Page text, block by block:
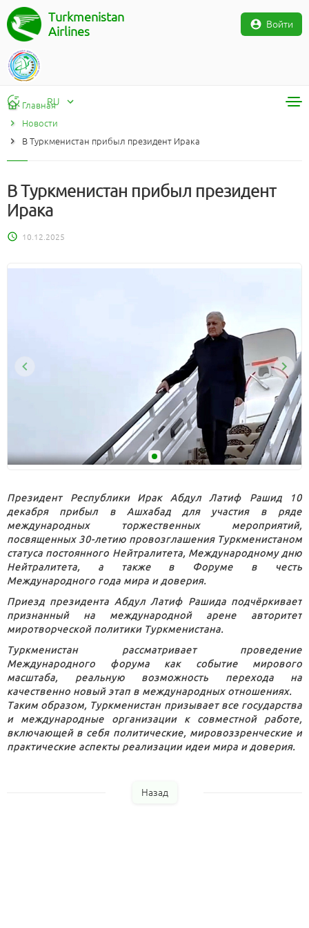
Turkmenistan
Airlines
Войти
RU
RU
TM
Главная
Новости
В Туркменистан прибыл президент Ирака
В Туркменистан прибыл президент
Ирака
10.12.2025
Президент Республики Ирак Абдул Латиф Рашид 10
декабря прибыл в Ашхабад для участия в ряде
международных торжественных мероприятий,
посвященных 30-летию провозглашения Туркменистаном
статуса постоянного Нейтралитета, Международному дню
Нейтралитета, а также в Форуме в честь
Международного года мира и доверия.
Приезд президента Абдул Латиф Рашида подчёркивает
признанный на международной арене авторитет
миротворческой политики Туркменистана.
Туркменистан рассматривает проведение
Международного форума как событие мирового
масштаба, реальную возможность перехода на
качественно новый этап в международных отношениях.
Таким образом, Туркменистан призывает все государства
и международные организации к совместной работе,
включающей в себя политические, мировоззренческие и
практические аспекты реализации идеи мира и доверия.
Назад